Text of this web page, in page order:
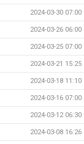
2024-03-30 07:00
2024-03-26 06:00
2024-03-25 07:00
2024-03-21 15:25
2024-03-18 11:10
2024-03-16 07:00
2024-03-12 06:30
2024-03-08 16:26